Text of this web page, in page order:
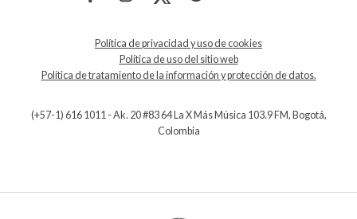
Política de privacidad y uso de cookies
Política de uso del sitio web
Política de tratamiento de la información y protección de datos.
(+57-1) 616 1011 - Ak. 20 #83 64 La X Más Música 103.9 FM, Bogotá,
Colombia